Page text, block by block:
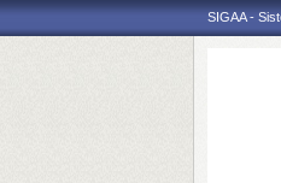
SIGAA -